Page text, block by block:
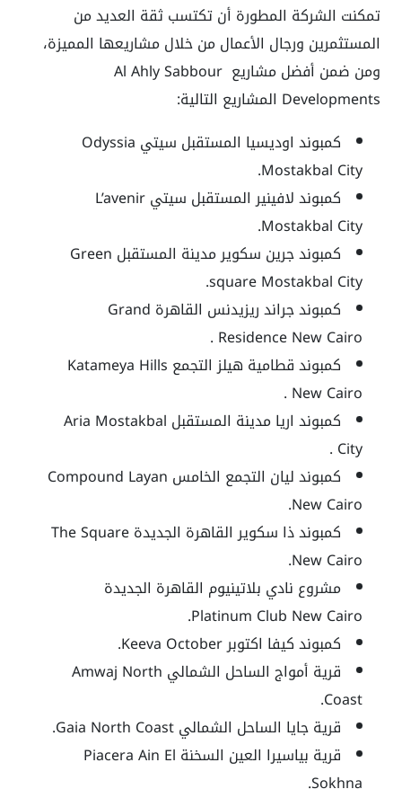
تمكنت الشركة المطورة أن تكتسب ثقة العديد من
المستثمرين ورجال الأعمال من خلال مشاريعها المميزة،
ومن ضمن أفضل مشاريع Al Ahly Sabbour
Developments المشاريع التالية:
كمبوند اوديسيا المستقبل سيتي Odyssia
Mostakbal City.
كمبوند لافينير المستقبل سيتي L’avenir
Mostakbal City.
كمبوند جرين سكوير مدينة المستقبل Green
square Mostakbal City.
كمبوند جراند ريزيدنس القاهرة Grand
Residence New Cairo .
كمبوند قطامية هيلز التجمع Katameya Hills
New Cairo .
كمبوند اريا مدينة المستقبل Aria Mostakbal
City .
كمبوند ليان التجمع الخامس Compound Layan
New Cairo.
كمبوند ذا سكوير القاهرة الجديدة The Square
New Cairo.
مشروع نادي بلاتينيوم القاهرة الجديدة
Platinum Club New Cairo.
كمبوند كيفا اكتوبر Keeva October.
قرية أمواج الساحل الشمالي Amwaj North
Coast.
قرية جايا الساحل الشمالي Gaia North Coast.
قرية بياسيرا العين السخنة Piacera Ain El
Sokhna.